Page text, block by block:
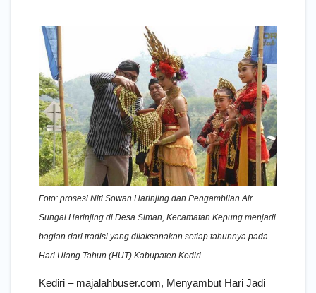
Foto: prosesi Niti Sowan Harinjing dan Pengambilan Air
Sungai Harinjing di Desa Siman, Kecamatan Kepung menjadi
bagian dari tradisi yang dilaksanakan setiap tahunnya pada
Hari Ulang Tahun (HUT) Kabupaten Kediri.
Kediri – majalahbuser.com, Menyambut Hari Jadi